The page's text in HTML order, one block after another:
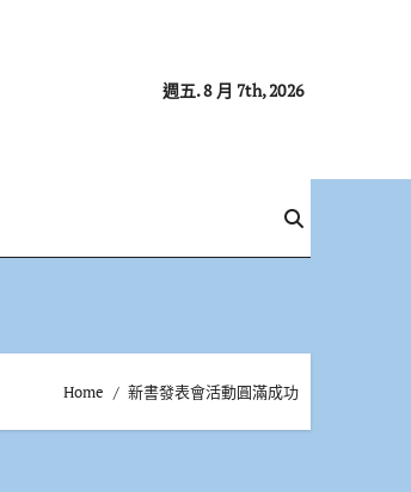
週五. 8 月 7th, 2026
Home 新書發表會活動圓滿成功